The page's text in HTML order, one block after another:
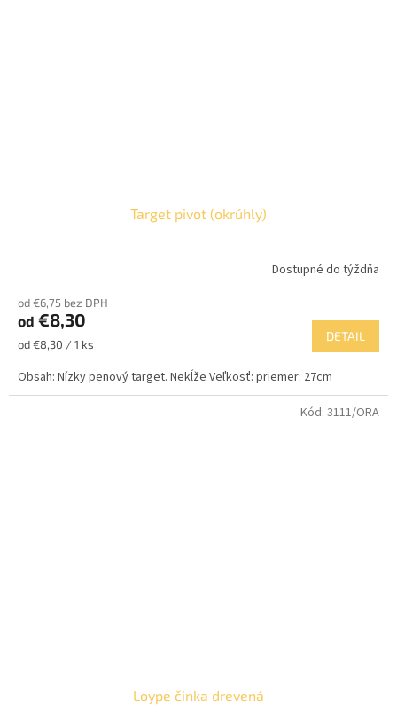
Target pivot (okrúhly)
Dostupné do týždňa
od €6,75 bez DPH
od €8,30
Jednotková
od €8,30 / 1 ks
DETAIL
Obsah: Nízky penový target. Nekĺže Veľkosť: priemer: 27cm
Loype činka drevená
Kód: 3111/ORA